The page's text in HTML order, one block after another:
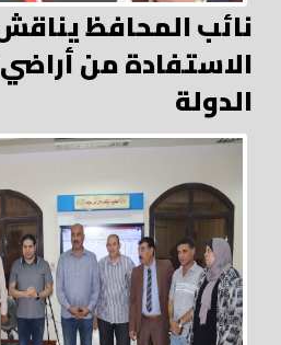
نائب المحافظ
الاستفادة من
الدولة